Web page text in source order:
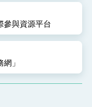
州設立「駐鳳凰城辦
參與資源平台
」